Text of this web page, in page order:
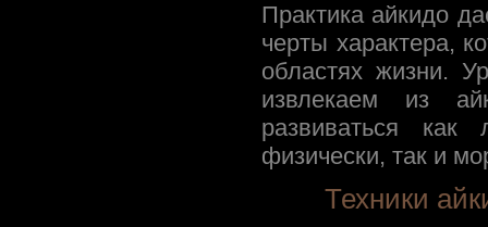
Практика айкидо
черты характера,
областях жизни.
извлекаем из
развиваться
физически, так и
Техники